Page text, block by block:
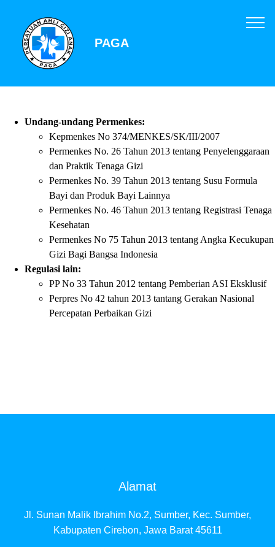
PAGA
Undang-undang Permenkes:
Kepmenkes No 374/MENKES/SK/III/2007
Permenkes No. 26 Tahun 2013 tentang Penyelenggaraan
dan Praktik Tenaga Gizi
Permenkes No. 39 Tahun 2013 tentang Susu Formula
Bayi dan Produk Bayi Lainnya
Permenkes No. 46 Tahun 2013 tentang Registrasi Tenaga
Kesehatan
Permenkes No 75 Tahun 2013 tentang Angka Kecukupan
Gizi Bagi Bangsa Indonesia
Regulasi lain:
PP No 33 Tahun 2012 tentang Pemberian ASI Eksklusif
Perpres No 42 tahun 2013 tantang Gerakan Nasional
Percepatan Perbaikan Gizi
Alamat
Jl. Sunan Malik Ibrahim No.2, Sumber, Kec. Sumber,
Kabupaten Cirebon, Jawa Barat 45611